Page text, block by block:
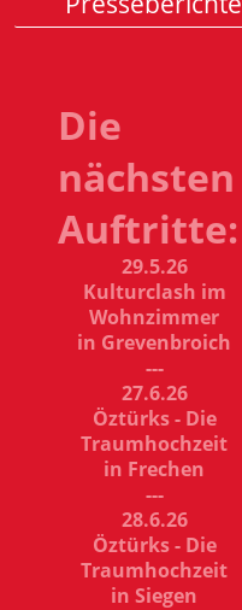
Die
nächsten
Auftritte:
29.5.26
Kulturclash im
Wohnzimmer
in Grevenbroich
---
27.6.26
Öztürks - Die
Traumhochzeit
in Frechen
---
28.6.26
Öztürks - Die
Traumhochzeit
in Siegen